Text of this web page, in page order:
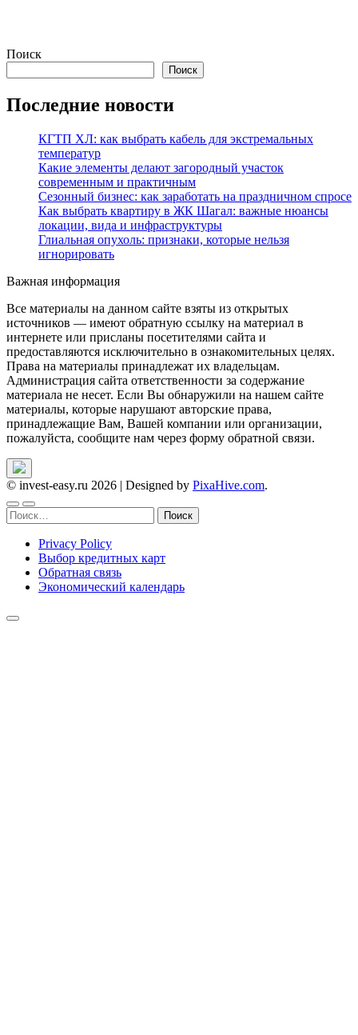
Поиск
Поиск
Последние новости
КГТП ХЛ: как выбрать кабель для экстремальных
температур
Какие элементы делают загородный участок
современным и практичным
Сезонный бизнес: как заработать на праздничном спросе
Как выбрать квартиру в ЖК Шагал: важные нюансы
локации, вида и инфраструктуры
Глиальная опухоль: признаки, которые нельзя
игнорировать
Важная информация
Все материалы на данном сайте взяты из открытых
источников — имеют обратную ссылку на материал в
интернете или присланы посетителями сайта и
предоставляются исключительно в ознакомительных целях.
Права на материалы принадлежат их владельцам.
Администрация сайта ответственности за содержание
материала не несет. Если Вы обнаружили на нашем сайте
материалы, которые нарушают авторские права,
принадлежащие Вам, Вашей компании или организации,
пожалуйста, сообщите нам через форму обратной связи.
© invest-easy.ru 2026 | Designed by PixaHive.com.
Найти:
Privacy Policy
Выбор кредитных карт
Обратная связь
Экономический календарь